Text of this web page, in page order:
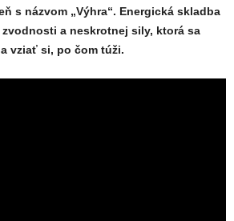
s názvom „Výhra“. Energická skladba
a neskrotnej sily, ktorá sa
vziať si, po čom túži.